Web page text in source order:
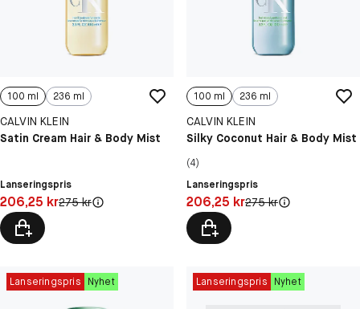
100 ml 236 ml
CALVIN KLEIN
Satin Cream Hair & Body Mist
Lanseringspris
Pris: 206,25 kr
206,25 krOriginal pris:
275 kr
100 ml 236 ml
CALVIN KLEIN
Silky Coconut Hair & Body Mist
(4)
Lanseringspris
Pris: 206,25 kr
206,25 krOriginal pris:
275 kr
Lanseringspris Nyhet Lanseringspris Nyhet